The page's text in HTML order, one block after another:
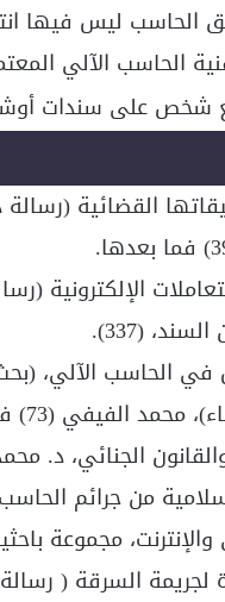
الحاسب ليس فيها
الحاسب الآلي
شخص على سندات
القضائية
الإلكترونية
(337).
في الحاسب الآلي،
الفيفي (73) فما بعدها.
الجنائي، د. محمد
من جرائم الحاسب
مجموعة باحثين
لجريمة السرقة (